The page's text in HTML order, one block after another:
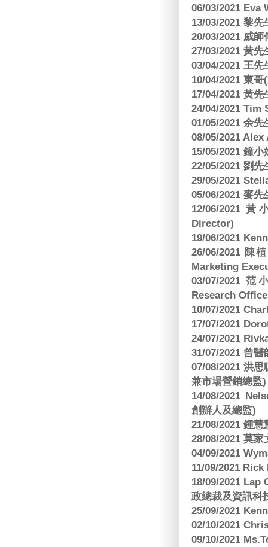
06/03/2021 Eva
13/03/2021 黎
20/03/2021 威
27/03/2021 黃
03/04/2021 王
10/04/2021 東
17/04/2021 黃
24/04/2021 Tim
01/05/2021 余
08/05/2021
15/05/2021 鐘
22/05/2021 劉
29/05/2021
05/06/2021 麥
12/06/2021
Director)
19/06/2021
26/06/2021 陳
Marketing
03/07/2021 范
Research
10/07/2021
17/07/2021
24/07/2021
31/07/2021 曾
07/08/2021 洪
兼市場營銷總監)
14/08/2021
創辦人及總監)
21/08/2021 鍾
28/08/2021 莫
04/09/2021
11/09/2021
18/09/2021
政總裁及資訊科
25/09/2021
02/10/2021
09/10/2021